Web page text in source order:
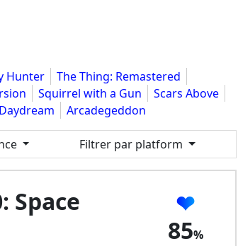
Hunter
The Thing: Remastered
Squirrel with a Gun
Scars Above
Arcadegeddon
Filtrer par platform
Space
85